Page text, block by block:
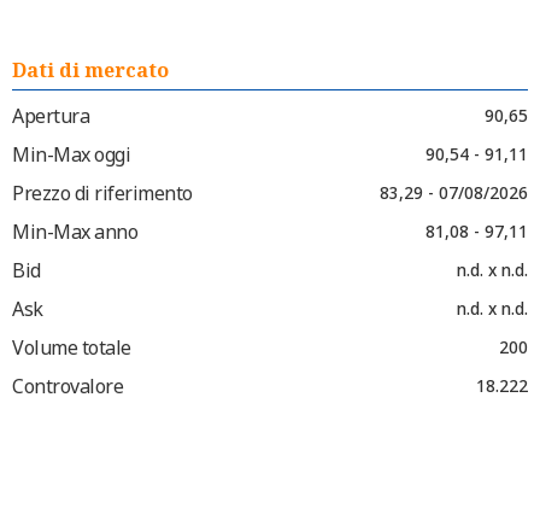
Dati di mercato
Apertura
90,65
Min-Max oggi 90,54 - 91,11
Prezzo di riferimento 83,29 - 07/08/2026
Min-Max anno 81,08 - 97,11
Bid n.d. x n.d.
Ask n.d. x n.d.
Volume totale 200
Controvalore 18.222